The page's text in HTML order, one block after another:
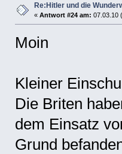
Re:Hitler und die
« Antwort #24 am: 07.03.10
Moin
Kleiner
Die Briten
dem Einsatz
Grund